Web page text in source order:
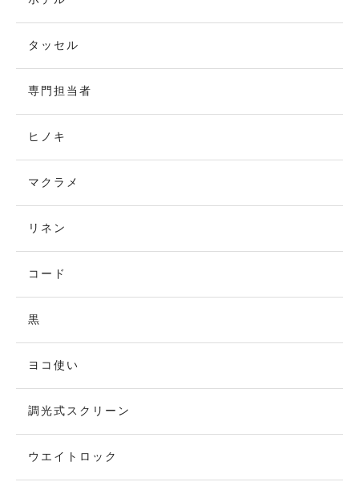
タッセル
専門担当者
ヒノキ
マクラメ
リネン
コード
黒
ヨコ使い
調光式スクリーン
ウエイトロック